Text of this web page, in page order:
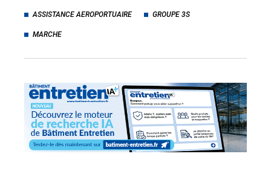
ASSISTANCE AEROPORTUAIRE GROUPE 3S
MARCHE